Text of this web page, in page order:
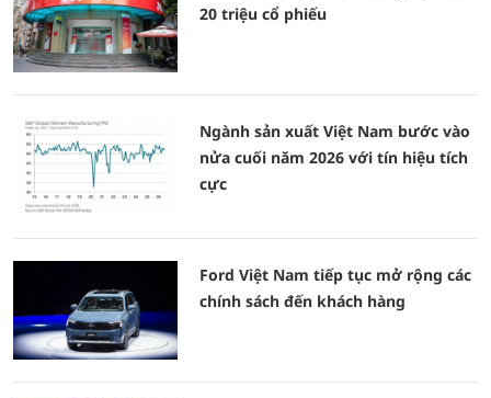
20 triệu cổ phiếu
Ngành sản xuất Việt Nam bước vào
nửa cuối năm 2026 với tín hiệu tích
cực
Ford Việt Nam tiếp tục mở rộng các
chính sách đến khách hàng